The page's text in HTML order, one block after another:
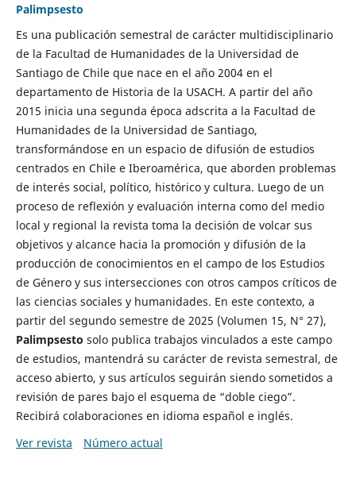
Palimpsesto
Es una publicación semestral de carácter multidisciplinario
de la Facultad de Humanidades de la Universidad de
Santiago de Chile que nace en el año 2004 en el
departamento de Historia de la USACH. A partir del año
2015 inicia una segunda época adscrita a la Facultad de
Humanidades de la Universidad de Santiago,
transformándose en un espacio de difusión de estudios
centrados en Chile e Iberoamérica, que aborden problemas
de interés social, político, histórico y cultura. Luego de un
proceso de reflexión y evaluación interna como del medio
local y regional la revista toma la decisión de volcar sus
objetivos y alcance hacia la promoción y difusión de la
producción de conocimientos en el campo de los Estudios
de Género y sus intersecciones con otros campos críticos de
las ciencias sociales y humanidades. En este contexto, a
partir del segundo semestre de 2025 (Volumen 15, N° 27),
Palimpsesto solo publica trabajos vinculados a este campo
de estudios, mantendrá su carácter de revista semestral, de
acceso abierto, y sus artículos seguirán siendo sometidos a
revisión de pares bajo el esquema de “doble ciego”.
Recibirá colaboraciones en idioma español e inglés.
Ver revista
Número actual